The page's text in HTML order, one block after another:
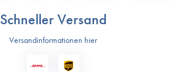
Schneller Versand
Versandinformationen hier